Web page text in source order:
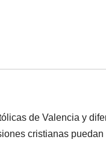
de Valencia y
cristianas